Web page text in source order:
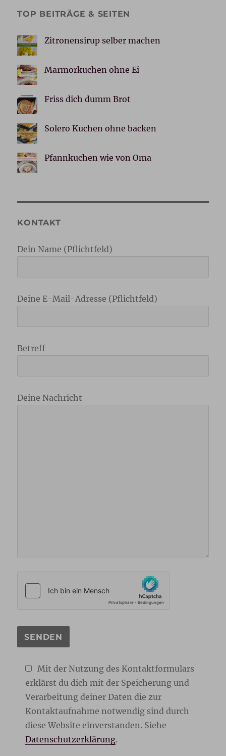
TOP BEITRÄGE & SEITEN
Zitronensirup selber machen
Marmorkuchen ohne Ei
Friss dich dumm Brot
Solero Kuchen ohne backen
Pfannkuchen wie von Oma
KONTAKT
Dein Name (Pflichtfeld)
Deine E-Mail-Adresse (Pflichtfeld)
Betreff
Deine Nachricht
Mit der Nutzung des Kontaktformulars
erklärst du dich mit der Speicherung und
Verarbeitung deiner Daten die zur
Kontaktaufnahme notwendig sind durch
diese Website einverstanden. Siehe
Datenschutzerklärung.